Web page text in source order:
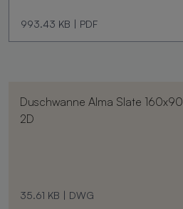
993.43 KB | PDF
Duschwanne Alma Slate 160x90
2D
35.61 KB | DWG